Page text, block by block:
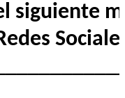
siguiente